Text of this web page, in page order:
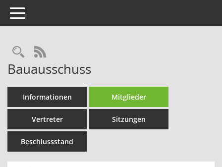
Toggle navigation
Rechercheauswahl
RSS-Feed
Bauausschuss
Informationen Mitglieder
Vertreter Sitzungen
Beschlussstand